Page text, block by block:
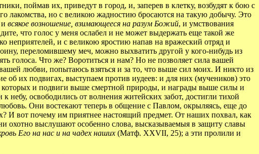
поймав их, приведут в город, и, заперев в клетку, возбудят к бою с
лакомства, но с великою жадностию бросаются на такую добычу. Это
всякое возношение, взимающееся на разум Божий, и умствования
что голос у меня ослабел и не может выдержать еще такой же
неприятелей, и с великою яростию напав на вражеский отряд и
переломившему меч, можно выхватить другой у кого-нибудь из
голоса. Что же? Воротиться и нам? Но не позволяет сила вашей
любви, попытаюсь взяться и за то, что выше сил моих. И никто из
об их подвигах, выступаем против иудеев: и для них (мучеников) это
которых и подвиги выше смертной природы, и награды выше силы и
освободились от волнения житейских забот, достигли тихой
Они востекают теперь в общение с Павлом, окрыляясь, еще до
И вот почему им приятнее настоящий предмет. От наших похвал, как
охотно выслушают особенно слова, высказываемыя в защиту славы
Его на нас и на чадех наших (Матф. XXVII, 25); а эти пролили и